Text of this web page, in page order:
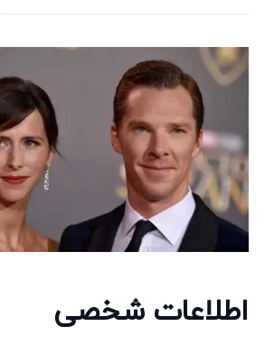
اطلاعات شخصی